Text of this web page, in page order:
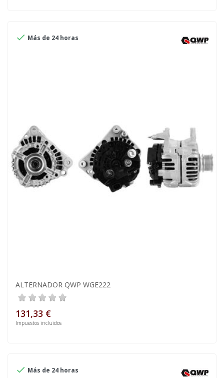
 Más de 24 horas
ALTERNADOR QWP WGE222
131,33 €
Impuestos incluidos
 Más de 24 horas